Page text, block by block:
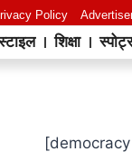
Policy
शिक्षा